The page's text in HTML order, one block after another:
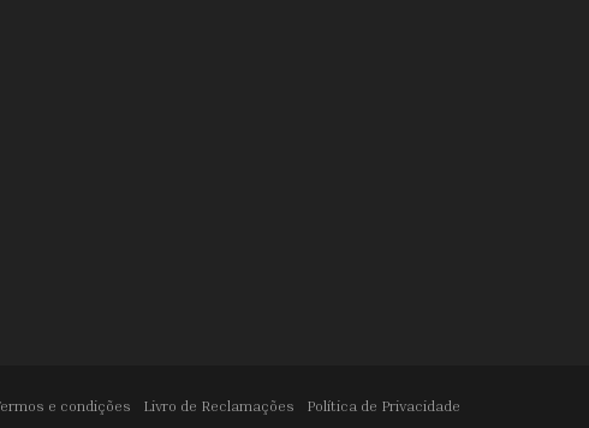
e condições Livro de Reclamações Política de Privacidade